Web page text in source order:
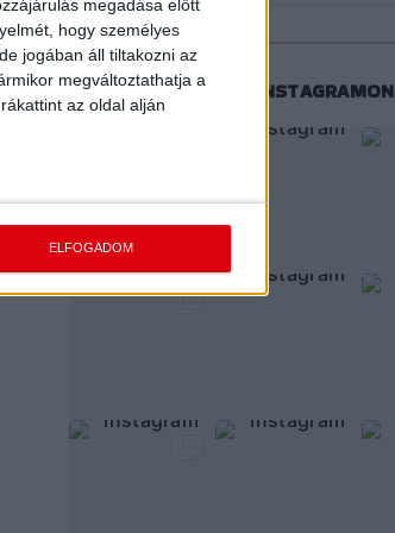
megadása előtt
hogy személyes
jogában áll tiltakozni az
megváltoztathatja a
az oldal alján
ELFOGADOM
KÖVESS MINKET INSTAGRAMON